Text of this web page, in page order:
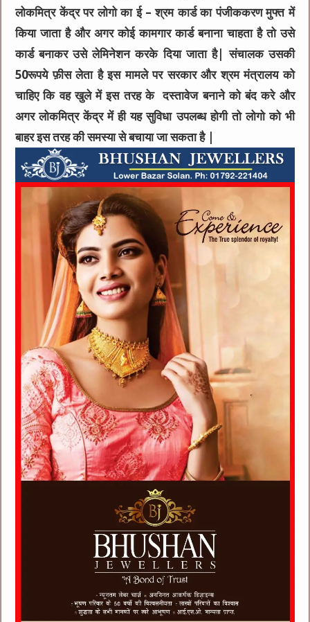
लोकमित्र केंद्र पर लोगो का ई – श्रम कार्ड का पंजीककरण मुफ्त में
किया जाता है और अगर कोई कामगार कार्ड बनाना चाहता है तो उसे
कार्ड बनाकर उसे लेमिनेशन करके दिया जाता है| संचालक उसकी
50रूपये फ़ीस लेता है इस मामले पर सरकार और श्रम मंत्रालय को
चाहिए कि वह खुले में इस तरह के दस्तावेज बनाने को बंद करे और
अगर लोकमित्र केंद्र में ही यह सुविधा उपलब्ध होगी तो लोगो को भी
बाहर इस तरह की समस्या से बचाया जा सकता है |